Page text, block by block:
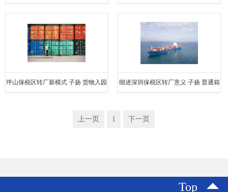
坪山保税区转厂新模式 子扬 货物入园 细述深圳保税区转厂意义 子扬 普通箱
上一页 1 下一页
Top